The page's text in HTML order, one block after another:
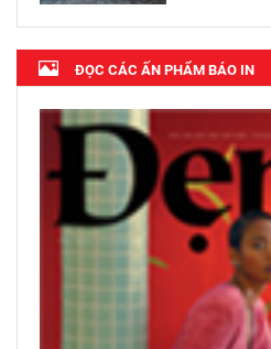
ĐỌC CÁC ẤN PHẨM BÁO IN